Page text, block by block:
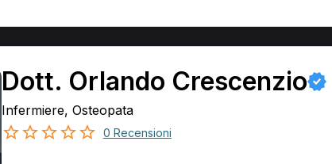
Dott. Orlando Crescenzio
Infermiere, Osteopata
0 Recensioni